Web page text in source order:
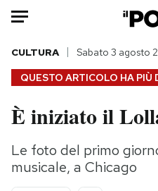
HOME
Italia
Politica
QUESTO ARTICOLO HA PIÙ
CULTURA Sabato 3 agosto
È iniziato il
Le foto del primo
musicale, a Chicago